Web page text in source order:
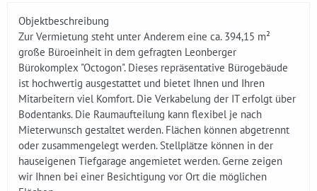
Objektbeschreibung
Zur Vermietung steht unter Anderem eine ca. 394,15 m²
große Büroeinheit in dem gefragten Leonberger
Bürokomplex "Octogon". Dieses repräsentative Bürogebäude
ist hochwertig ausgestattet und bietet Ihnen und Ihren
Mitarbeitern viel Komfort. Die Verkabelung der IT erfolgt über
Bodentanks. Die Raumaufteilung kann flexibel je nach
Mieterwunsch gestaltet werden. Flächen können abgetrennt
oder zusammengelegt werden. Stellplätze können in der
hauseigenen Tiefgarage angemietet werden. Gerne zeigen
wir Ihnen bei einer Besichtigung vor Ort die möglichen